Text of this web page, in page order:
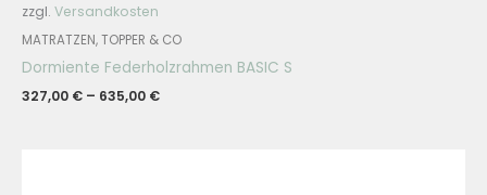
zzgl. Versandkosten
MATRATZEN, TOPPER & CO
Dormiente Federholzrahmen BASIC S
327,00 € – 635,00 €